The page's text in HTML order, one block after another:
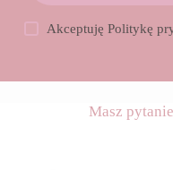
AkceptujęPolitykę
Masz